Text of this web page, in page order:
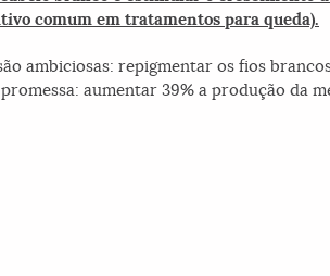
comum em tratamentos para queda).
ambiciosas: repigmentar os fios
aumentar 39% a produção da